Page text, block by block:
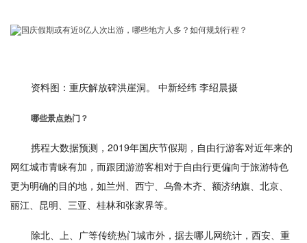
资料图：重庆解放碑洪崖洞。 中新经纬 李绍晨摄
哪些景点热门？
携程大数据预测，2019年国庆节假期，自由行游客对近年来的
网红城市青睐有加，而跟团游游客相对于自由行更偏向于旅游特色
更为明确的目的地，如兰州、西宁、乌鲁木齐、额济纳旗、北京、
丽江、昆明、三亚、桂林和张家界等。
除北、上、广等传统热门城市外，据去哪儿网统计，西安、重